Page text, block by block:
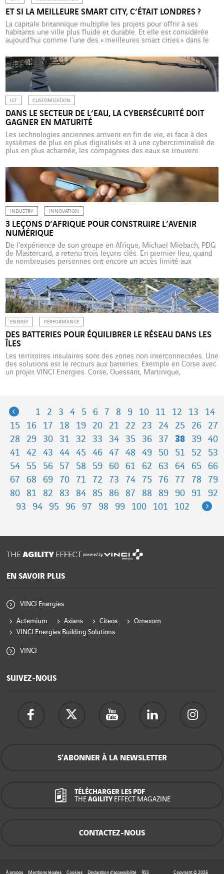
ET SI LA MEILLEURE SMART CITY, C’ÉTAIT LONDRES ?
La capitale britannique multiplie les projets pour offrir à ses
habitants une ville plus fluide et durable. Et elle est considérée
aujourd’hui comme l’une des « meilleures smart cities » dans le
publiée en 2021, Londres est la meilleure smart city au monde.
De fait, la […]
ICT CUSTOMIZATION
DANS LE SECTEUR DE L’EAU, LA CYBERSÉCURITÉ DOIT
GAGNER EN MATURITÉ
Les technologies anciennes arrivent en fin de vie, et face à des
systèmes de plus en plus digitalisés et à une cybercriminalité de
plus en plus acharnée, les compagnies des eaux se trouvent
des eaux est claire : garantir la fiabilité et la sécurité de
l’approvisionnement en […]
INDUSTRY INNOVATION
3 LEÇONS D’AFRIQUE POUR CONSTRUIRE L’AVENIR
NUMÉRIQUE
De l’expérience de son groupe en Afrique, Michael Miebach, PDG
de Mastercard, a retenu trois leçons clés. En premier lieu, quand
de nombreuses personnes ont encore un accès limité aux
produits et services au client via son portable. En deuxième lieu,
les projets les plus réussis […]
ENERGY PERFORMANCE
DES BATTERIES POUR ÉQUILIBRER LE RÉSEAU DANS LES
ÎLES
Les territoires insulaires sont des zones non interconnectées. Une
des solutions est le recours aux batteries. Exemple en Corse avec
un projet VINCI Energies. Corse, Ouessant, Martinique,
Previous
1 2 3 4 5 6 7 8 9 10 11 12 13
14
15
16 17 18 19 20 21 22 23 24 25 26
27
28
29 30 31 32 33 34 35 36 37 38 39
40
41
42 43 44 45 46 47 48 49 50 51 52
53
54
55 56 57 58 59 60 61 62 63 64 65
66
67
68 69 70 71 72 73 74 75 76 77 78
79
80
81 82 83 84 85 86 87 88 89 90 91
92
93
94 95 96 97 98 99 100 101 102
powered by
EN SAVOIR PLUS
VINCI Energies
Actemium Axians Citeos
Omexom
VINCI Energies Building Solutions
VINCI
SUIVEZ-NOUS
S’ABONNER À LA NEWSLETTER
TÉLÉCHARGER LES PDF
THE AGILITY EFFECT MAGAZINE
CONTACTEZ-NOUS
À propos Mentions légales Cookies Déclaration d’accessibilité RSS Copyright © 2026